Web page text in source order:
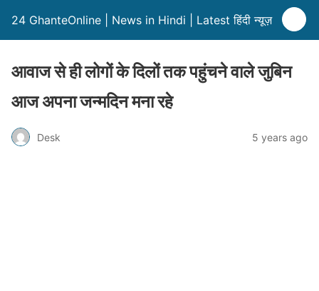
24 GhanteOnline | News in Hindi | Latest हिंदी न्यूज़
आवाज से ही लोगों के दिलों तक पहुंचने वाले जुबिन
आज अपना जन्मदिन मना रहे
Desk 5 years ago